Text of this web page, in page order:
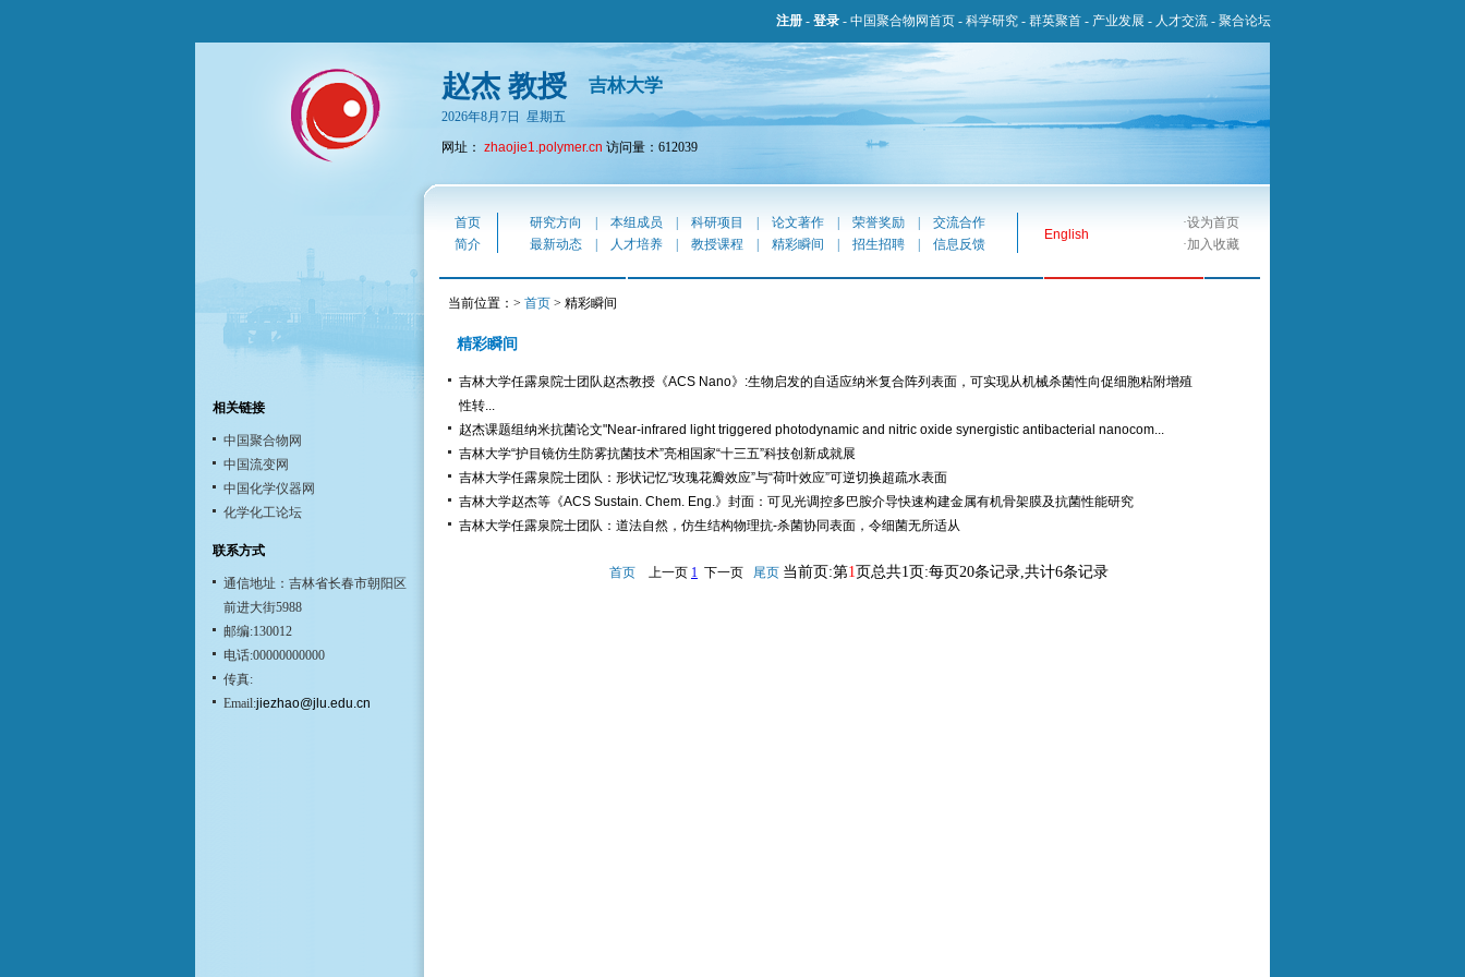
注册 - 登录 - 中国聚合物网首页 - 科学研究 - 群英聚首 - 产业发展 - 人才交流 - 聚合论坛
赵杰 教授 吉林大学
2026年8月7日 星期五
网址： zhaojie1.polymer.cn 访问量：612039
相关链接
中国聚合物网
中国流变网
中国化学仪器网
化学化工论坛
联系方式
通信地址：吉林省长春市朝阳区
前进大街5988
邮编:130012
电话:00000000000
传真:
Email:jiezhao@jlu.edu.cn
首页 研究方向 本组成员 科研项目 论文著作 荣誉奖励 交流合作
English
·设为首页
简介
最新动态 人才培养 教授课程 精彩瞬间 招生招聘 信息反馈 ·加入收藏
当前位置：> 首页 > 精彩瞬间
精彩瞬间
吉林大学任露泉院士团队赵杰教授《ACS Nano》:生物启发的自适应纳米复合阵列表面，可实现从机械杀菌性向促细胞粘附增殖
性转...
赵杰课题组纳米抗菌论文"Near-infrared light triggered photodynamic and nitric oxide synergistic antibacterial nanocom...
吉林大学“护目镜仿生防雾抗菌技术”亮相国家“十三五”科技创新成就展
吉林大学任露泉院士团队：形状记忆“玫瑰花瓣效应”与“荷叶效应”可逆切换超疏水表面
吉林大学赵杰等《ACS Sustain. Chem. Eng.》封面：可见光调控多巴胺介导快速构建金属有机骨架膜及抗菌性能研究
吉林大学任露泉院士团队：道法自然，仿生结构物理抗-杀菌协同表面，令细菌无所适从
首页 上一页 1 下一页 尾页 当前页:第1页总共1页:每页20条记录,共计6条记录